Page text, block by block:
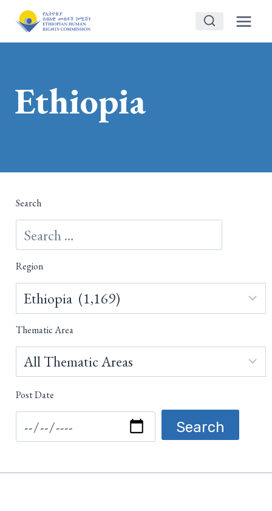
content
Ethiopia
Search
Region
Thematic Area
Post Date